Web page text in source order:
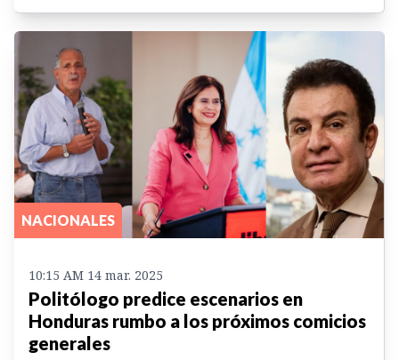
NACIONALES
10:15 AM 14 mar. 2025
Politólogo predice escenarios en
Honduras rumbo a los próximos comicios
generales